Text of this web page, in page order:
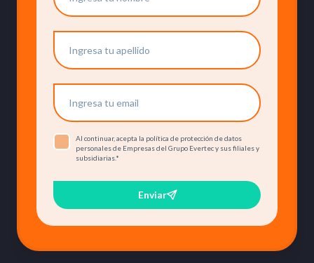
Al continuar, acepta la política de protección de datos
personales de Empresas del Grupo Evertec y sus filiales y
subsidiarias.*
Enviar